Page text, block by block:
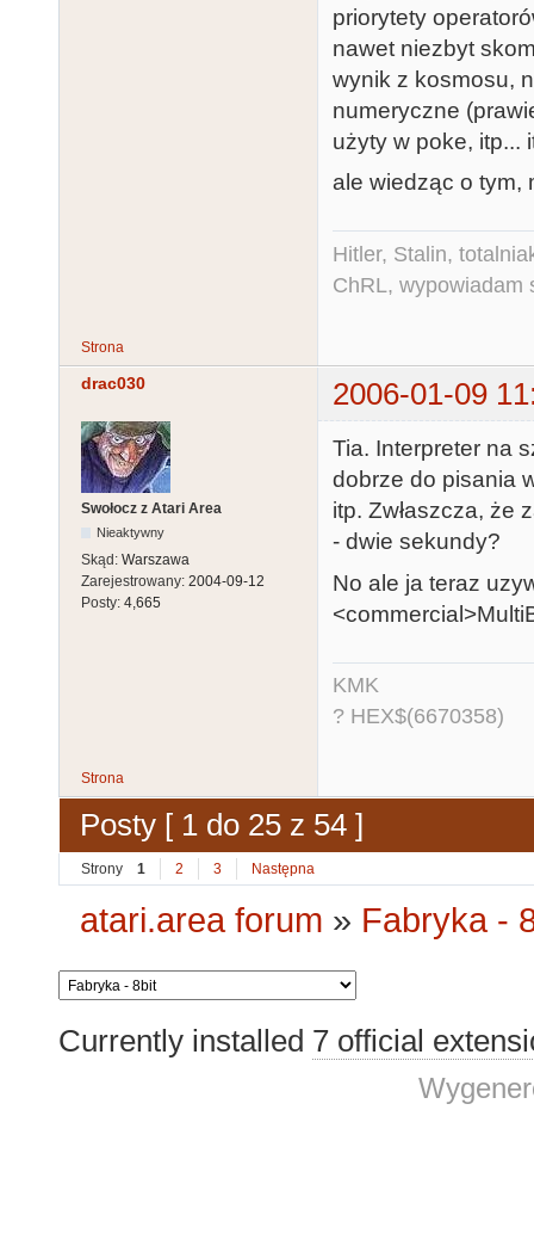
priorytety
nawet niezbyt
wynik z kosmosu,
numeryczne
użyty w poke, itp...
ale wiedząc o tym,
Hitler, Stalin,
ChRL, wypowiadam
Strona
drac030 2006-01-09
Swołocz z Atari Area
Nieaktywny
Skąd: Warszawa
Zarejestrowany: 2004-09-12
Posty: 4,665
Tia. Interpreter na
dobrze do pisania
itp. Zwłaszcza, że
- dwie sekundy?
No ale ja teraz
KMK
? HEX$(6670358)
Strona
Posty [ 1 do 25 z 54 ]
Strony 1 2 3 Następna
atari.area forum » Fabryka -
Currently installed 7 official